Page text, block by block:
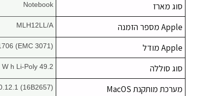
סוג מארז Notebook
Apple מספר הזמנה MLH12LL/A
Apple מודל (EMC 3071)
סוג סוללה 49.2 W h Li-Poly
מערכת מותקנת MacOS (16B2657)